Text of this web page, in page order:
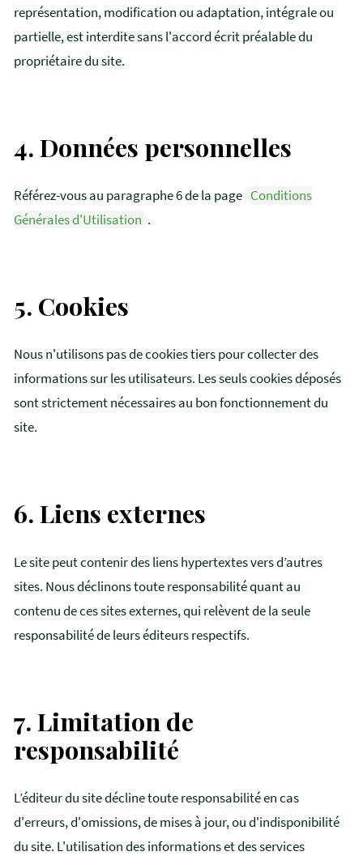
représentation, modification ou adaptation, intégrale ou
partielle, est interdite sans l'accord écrit préalable du
propriétaire du site.
4.Données personnelles
Référez-vous au paragraphe 6 de la page Conditions
Générales d'Utilisation .
5. Cookies
Nous n'utilisons pas de cookies tiers pour collecter des
informations sur les utilisateurs. Les seuls cookies déposés
sont strictement nécessaires au bon fonctionnement du
site.
6.Liens externes
Le site peut contenir des liens hypertextes vers d’autres
sites. Nous déclinons toute responsabilité quant au
contenu de ces sites externes, qui relèvent de la seule
responsabilité de leurs éditeurs respectifs.
7.Limitation de
responsabilité
L’éditeur du site décline toute responsabilité en cas
d'erreurs, d'omissions, de mises à jour, ou d'indisponibilité
du site. L'utilisation des informations et des services